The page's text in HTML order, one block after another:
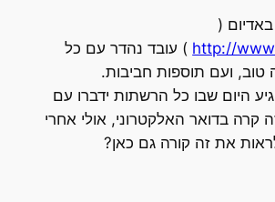
(
http:// ) עובד נהדר עם כל
ועם תוספות חביבות.
היום שבו כל הרשתות ידברו עם
קרה בדואר האלקטרוני, אולי אחרי